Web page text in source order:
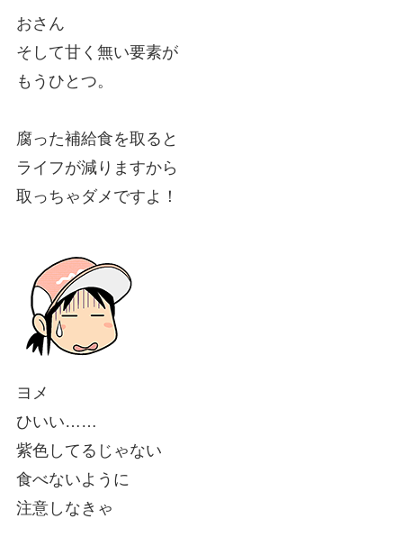
おさん
そして甘く無い要素が
もうひとつ。
腐った補給食を取ると
ライフが減りますから
取っちゃダメですよ！
ヨメ
ひいい……
紫色してるじゃない
食べないように
注意しなきゃ